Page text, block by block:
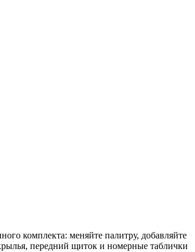
комплекта: меняйте палитру, добавляйте
передний щиток и номерные таблички